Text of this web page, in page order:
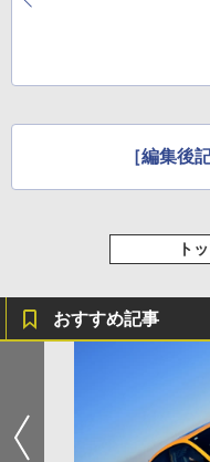
［編集後
ト
おすすめ記事